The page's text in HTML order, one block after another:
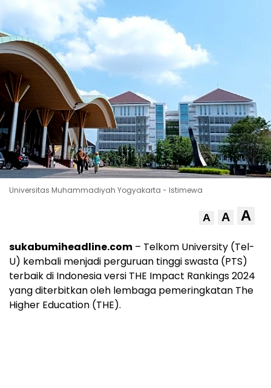
Universitas Muhammadiyah Yogyakarta - Istimewa
A A A
sukabumiheadline.com – Telkom University (Tel-
U) kembali menjadi perguruan tinggi swasta (PTS)
terbaik di Indonesia versi THE Impact Rankings 2024
yang diterbitkan oleh lembaga pemeringkatan The
Higher Education (THE).